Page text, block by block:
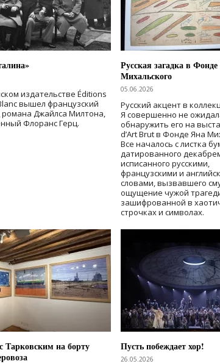
издательстве Éditions
вышел французский
Джайлса Милтона,
Флоранс Герц.
Русская загадка в
Михальского
05.06.2026
Русский акцент в
Я совершенно не
обнаружить его на
d’Art Brut в Фонде Яна
Все началось с листка
датированного
исписанного русскими,
французскими и
словами, вызвавшего
ощущение чужой
зашифрованной в
строчках и символах.
Тарковским на борту
Пусть побеждает хор!
26.05.2026